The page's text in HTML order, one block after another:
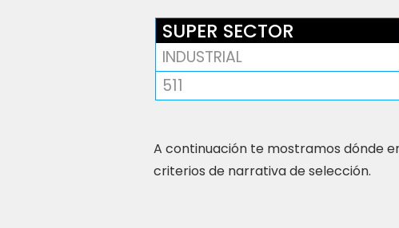
SUPER SECTOR
INDUSTRIAL
511
A continuación te mostramos dónde
criterios de narrativa de selección.